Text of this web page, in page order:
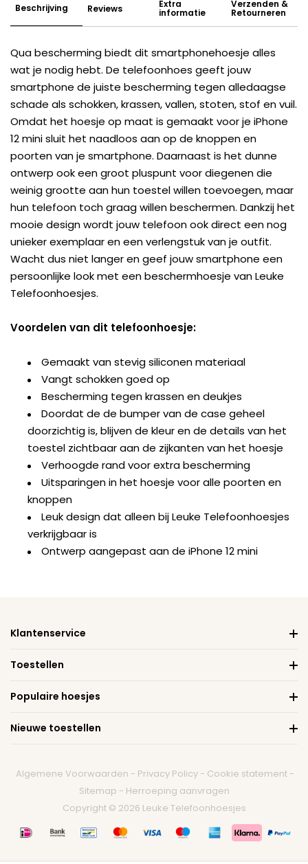
Beschrijving Reviews Extra
informatie
Verzenden &
Retourneren
Qua bescherming biedt dit smartphonehoesje alles
wat je nodig hebt. De telefoonhoes geeft jouw
smartphone de juiste bescherming tegen alledaagse
schade als schokken, krassen, vallen, stoten, stof en vuil.
Omdat het hoesje op maat is gemaakt voor je iPhone
12 mini sluit het naadloos aan op de knoppen en
poorten van je smartphone. Daarnaast is het dunne
ontwerp ook een groot pluspunt voor diegenen die
weinig grootte aan hun toestel willen toevoegen, maar
hun telefoon toch graag willen beschermen. Dankzij het
mooie design wordt jouw telefoon ook direct een nog
unieker exemplaar en een verlengstuk van je outfit.
Wacht dus niet langer en geef jouw smartphone een
persoonlijke look met een beschermhoesje van Leuke
Telefoonhoesjes.
Voordelen van dit telefoonhoesje:
Gemaakt van stevig siliconen materiaal
Vangt schokken goed op
Bescherming tegen krassen en deukjes
Doordat de de bumper van de case geheel
doorzichtig is, blijven de kleur en de details van het
toestel zichtbaar aan de zijkanten van het hoesje
Verhoogde rand voor extra bescherming
Uitsparingen in het hoesje voor alle poorten en
knoppen
Leuk design dat alleen bij Leuke Telefoonhoesjes
verkrijgbaar is
Ontwerp aangepast aan de iPhone 12 mini
Klantenservice
Toestellen
Populaire hoesjes
Nieuwe toestellen
Algemene Voorwaarden - Privacy Policy - Cookie statement -
Sitemap - Herroeping aanvragen
Copyright © 2026 Leuke Telefoonhoesjes